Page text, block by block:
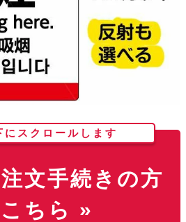
にスクロールします
文手続きの方
ちら »